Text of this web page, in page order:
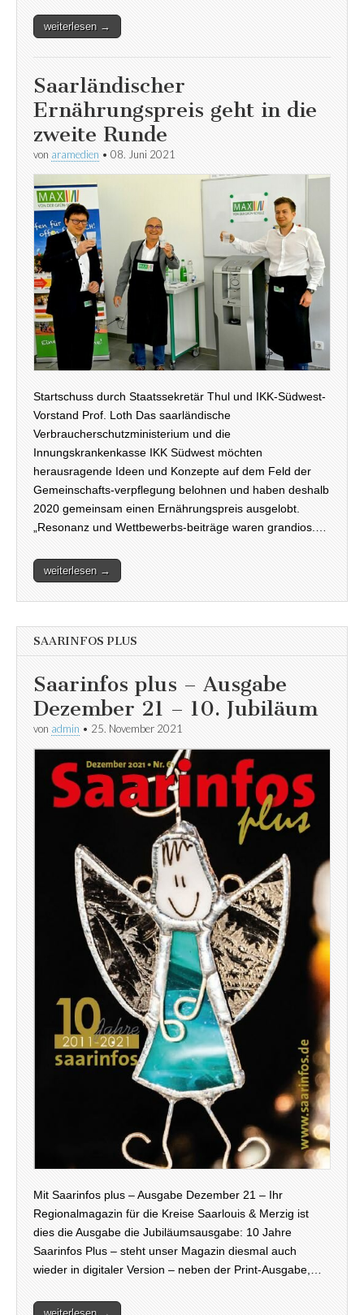
weiterlesen →
Saarländischer
Ernährungspreis geht in die
zweite Runde
von aramedien • 08. Juni 2021
Startschuss durch Staatssekretär Thul und IKK-Südwest-
Vorstand Prof. Loth Das saarländische
Verbraucherschutzministerium und die
Innungskrankenkasse IKK Südwest möchten
herausragende Ideen und Konzepte auf dem Feld der
Gemeinschafts-verpflegung belohnen und haben deshalb
2020 gemeinsam einen Ernährungspreis ausgelobt.
„Resonanz und Wettbewerbs-beiträge waren grandios.…
weiterlesen →
SAARINFOS PLUS
Saarinfos plus – Ausgabe
Dezember 21 – 10. Jubiläum
von admin • 25. November 2021
Mit Saarinfos plus – Ausgabe Dezember 21 – Ihr
Regionalmagazin für die Kreise Saarlouis & Merzig ist
dies die Ausgabe die Jubiläumsausgabe: 10 Jahre
Saarinfos Plus – steht unser Magazin diesmal auch
wieder in digitaler Version – neben der Print-Ausgabe,…